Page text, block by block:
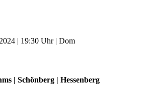
| 19:30 Uhr | Dom
| Schönberg | Hessenberg